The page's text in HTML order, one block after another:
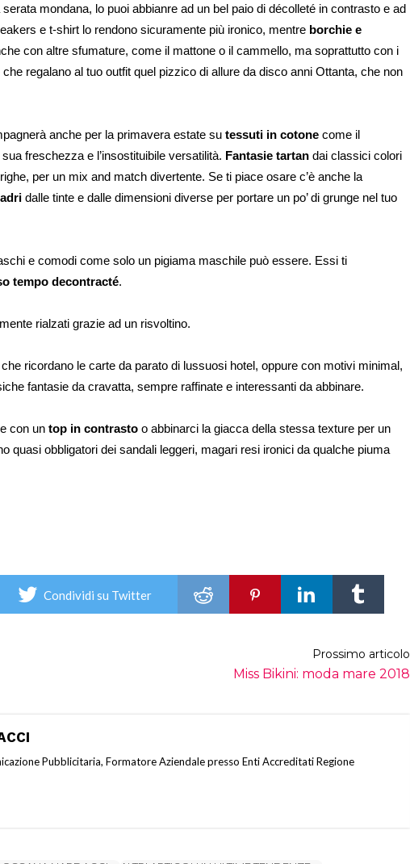
mondana, lo puoi abbianre ad un bel paio di décolleté in contrasto e ad
e t-shirt lo rendono sicuramente più ironico, mentre borchie e
con altre sfumature, come il mattone o il cammello, ma soprattutto con i
che regalano al tuo outfit quel pizzico di allure da disco anni Ottanta, che non
anche per la primavera estate su tessuti in cotone come il
freschezza e l’insostituibile versatilità. Fantasie tartan dai classici colori
per un mix and match divertente. Se ti piace osare c’è anche la
dalle tinte e dalle dimensioni diverse per portare un po’ di grunge nel tuo
e comodi come solo un pigiama maschile può essere. Essi ti
tempo decontracté.
rialzati grazie ad un risvoltino.
che ricordano le carte da parato di lussuosi hotel, oppure con motivi minimal,
fantasie da cravatta, sempre raffinate e interessanti da abbinare.
con un top in contrasto o abbinarci la giacca della stessa texture per un
quasi obbligatori dei sandali leggeri, magari resi ironici da qualche piuma
Condividi su Twitter
Prossimo articolo
Miss Bikini: moda mare 2018
Pubblicitaria, Formatore Aziendale presso Enti Accreditati Regione